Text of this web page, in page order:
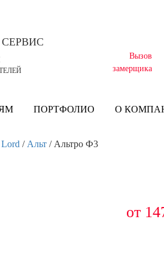
СЕРВИС
Вызов
замерщика
ПОРТФОЛИО О
Lord / Альт/ Альтро Ф3
от